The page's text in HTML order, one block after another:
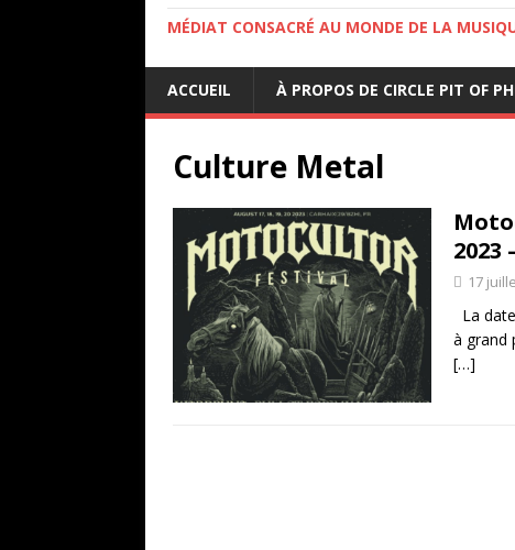
MÉDIAT CONSACRÉ AU MONDE DE LA
ACCUEIL À PROPOS DE CIRCLE PIT OF
Culture Metal
2023
17
La
à grand
[…]